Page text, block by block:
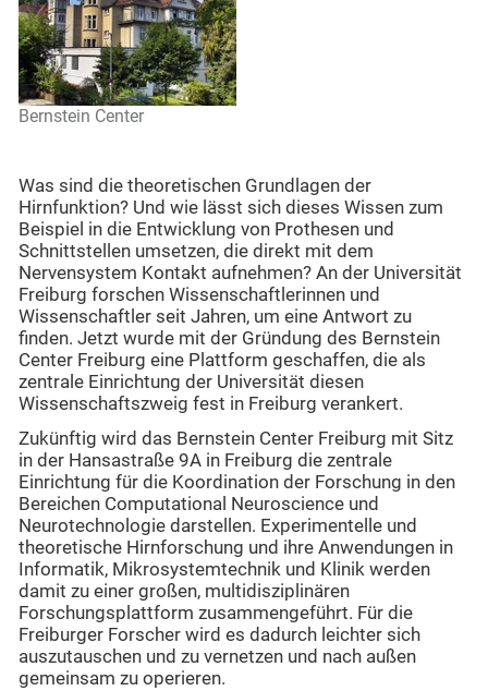
Bernstein Center
Was sind die theoretischen Grundlagen der
Hirnfunktion? Und wie lässt sich dieses Wissen zum
Beispiel in die Entwicklung von Prothesen und
Schnittstellen umsetzen, die direkt mit dem
Nervensystem Kontakt aufnehmen? An der Universität
Freiburg forschen Wissenschaftlerinnen und
Wissenschaftler seit Jahren, um eine Antwort zu
finden. Jetzt wurde mit der Gründung des Bernstein
Center Freiburg eine Plattform geschaffen, die als
zentrale Einrichtung der Universität diesen
Wissenschaftszweig fest in Freiburg verankert.
Zukünftig wird das Bernstein Center Freiburg mit Sitz
in der Hansastraße 9A in Freiburg die zentrale
Einrichtung für die Koordination der Forschung in den
Bereichen Computational Neuroscience und
Neurotechnologie darstellen. Experimentelle und
theoretische Hirnforschung und ihre Anwendungen in
Informatik, Mikrosystemtechnik und Klinik werden
damit zu einer großen, multidisziplinären
Forschungsplattform zusammengeführt. Für die
Freiburger Forscher wird es dadurch leichter sich
auszutauschen und zu vernetzen und nach außen
gemeinsam zu operieren.